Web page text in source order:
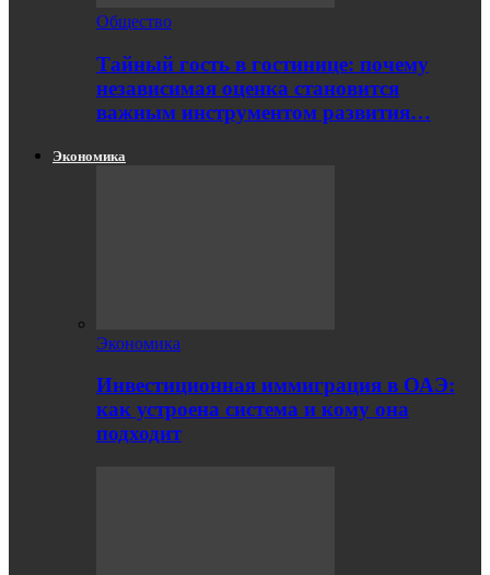
Общество
Тайный гость в гостинице: почему
независимая оценка становится
важным инструментом развития…
Экономика
Экономика
Инвестиционная иммиграция в ОАЭ:
как устроена система и кому она
подходит